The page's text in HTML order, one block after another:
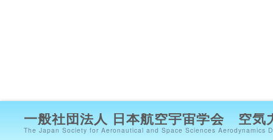
一般社団法人 日本航空宇宙学会 空気
The Japan Society for Aeronautical and Space Sciences Aerodynamics